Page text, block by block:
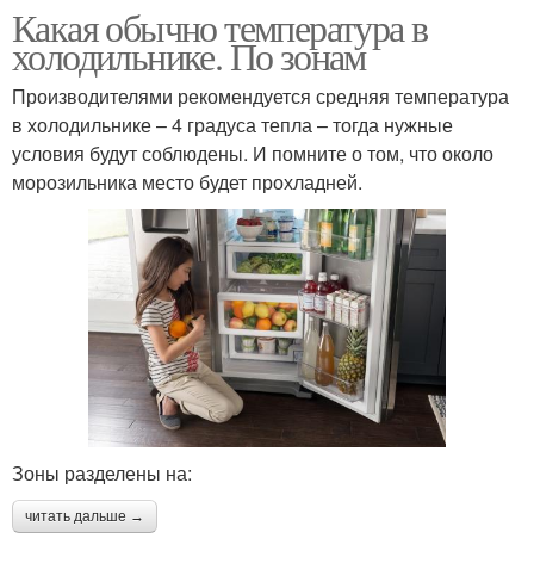
Какая обычно температура в
холодильнике. По зонам
Производителями рекомендуется средняя температура
в холодильнике – 4 градуса тепла – тогда нужные
условия будут соблюдены. И помните о том, что около
морозильника место будет прохладней.
Зоны разделены на:
читать дальше →